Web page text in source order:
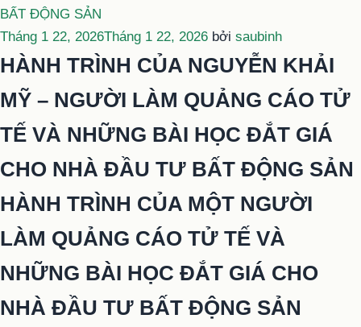
BẤT ĐỘNG SẢN
Đăng
trong
Tháng 1 22, 2026Tháng 1 22, 2026 bởi saubinh
HÀNH TRÌNH CỦA NGUYỄN KHẢI
MỸ – NGƯỜI LÀM QUẢNG CÁO TỬ
TẾ VÀ NHỮNG BÀI HỌC ĐẮT GIÁ
CHO NHÀ ĐẦU TƯ BẤT ĐỘNG SẢN
HÀNH TRÌNH CỦA MỘT NGƯỜI
LÀM QUẢNG CÁO TỬ TẾ VÀ
NHỮNG BÀI HỌC ĐẮT GIÁ CHO
NHÀ ĐẦU TƯ BẤT ĐỘNG SẢN